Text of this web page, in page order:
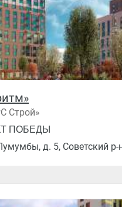
Строй»
ПОБЕДЫ
д. 5, Советский р-